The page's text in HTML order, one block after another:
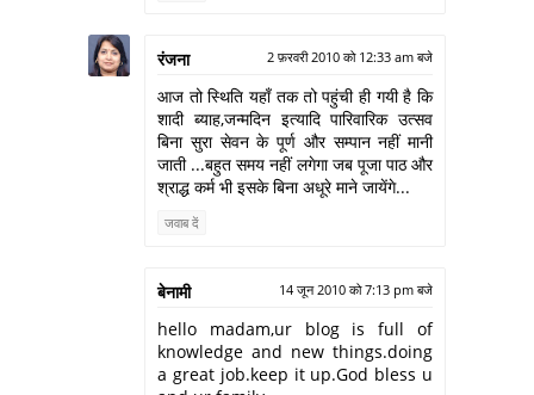
रंजना 2 फ़रवरी 2010 को 12:33 am बजे
आज तो स्थिति यहाँ तक तो पहुंची ही गयी है कि
शादी ब्याह,जन्मदिन इत्यादि पारिवारिक उत्सव
बिना सुरा सेवन के पूर्ण और सम्पान नहीं मानी
जाती ...बहुत समय नहीं लगेगा जब पूजा पाठ और
श्राद्ध कर्म भी इसके बिना अधूरे माने जायेंगे...
जवाब दें
बेनामी 14 जून 2010 को 7:13 pm बजे
hello madam,ur blog is full of
knowledge and new things.doing
a great job.keep it up.God bless u